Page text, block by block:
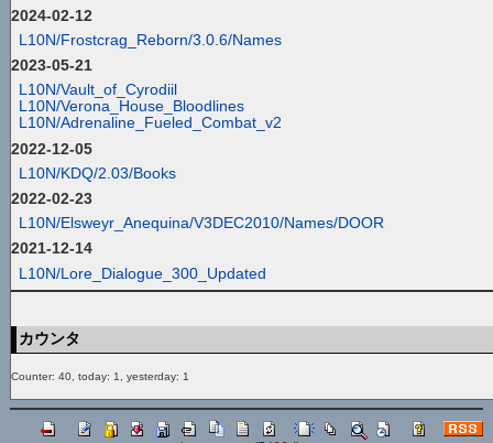
2024-02-12
L10N/Frostcrag_Reborn/3.0.6/Names
2023-05-21
L10N/Vault_of_Cyrodiil
L10N/Verona_House_Bloodlines
L10N/Adrenaline_Fueled_Combat_v2
2022-12-05
L10N/KDQ/2.03/Books
2022-02-23
L10N/Elsweyr_Anequina/V3DEC2010/Names/DOOR
2021-12-14
L10N/Lore_Dialogue_300_Updated
カウンタ
Counter: 40, today: 1, yesterday: 1